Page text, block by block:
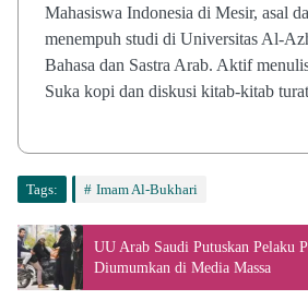
Mahasiswa Indonesia di Mesir, asal
menempuh studi di Universitas Al-
Bahasa dan Sastra Arab. Aktif
Suka kopi dan diskusi kitab-kitab
Tags: Imam Al-Bukhari
UU Arab Saudi Putuskan Pelaku
Diumumkan di Media Massa